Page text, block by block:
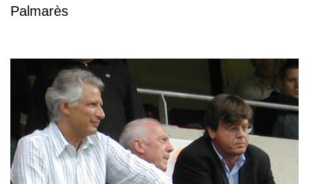
Palmarès